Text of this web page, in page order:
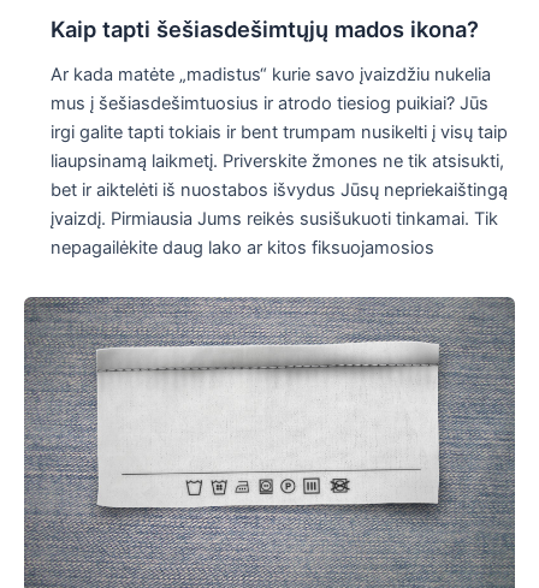
Kaip tapti šešiasdešimtųjų mados ikona?
Ar kada matėte „madistus“ kurie savo įvaizdžiu nukelia
mus į šešiasdešimtuosius ir atrodo tiesiog puikiai? Jūs
irgi galite tapti tokiais ir bent trumpam nusikelti į visų taip
liaupsinamą laikmetį. Priverskite žmones ne tik atsisukti,
bet ir aiktelėti iš nuostabos išvydus Jūsų nepriekaištingą
įvaizdį. Pirmiausia Jums reikės susišukuoti tinkamai. Tik
nepagailėkite daug lako ar kitos fiksuojamosios